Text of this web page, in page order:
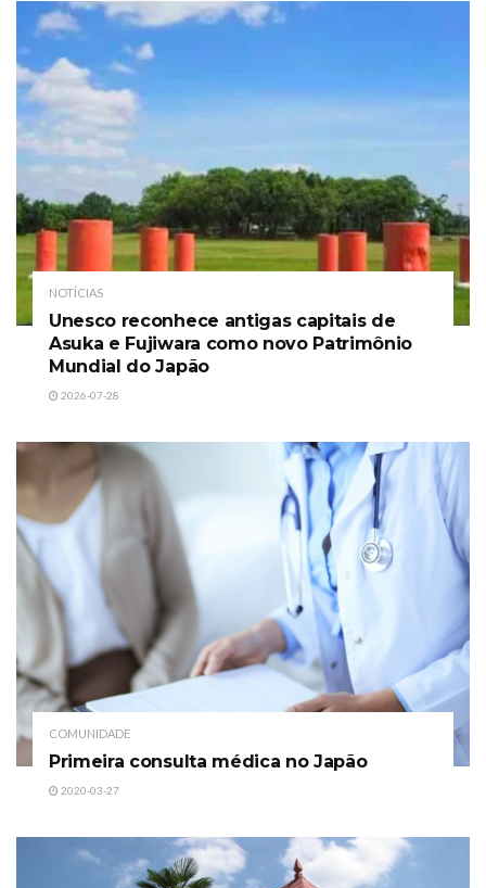
NOTÍCIAS
Unesco reconhece antigas capitais de
Asuka e Fujiwara como novo Patrimônio
Mundial do Japão
2026-07-28
COMUNIDADE
Primeira consulta médica no Japão
2020-03-27